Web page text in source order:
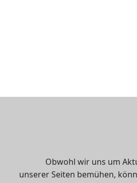
Obwohl wir uns um
unserer Seiten bemühen,